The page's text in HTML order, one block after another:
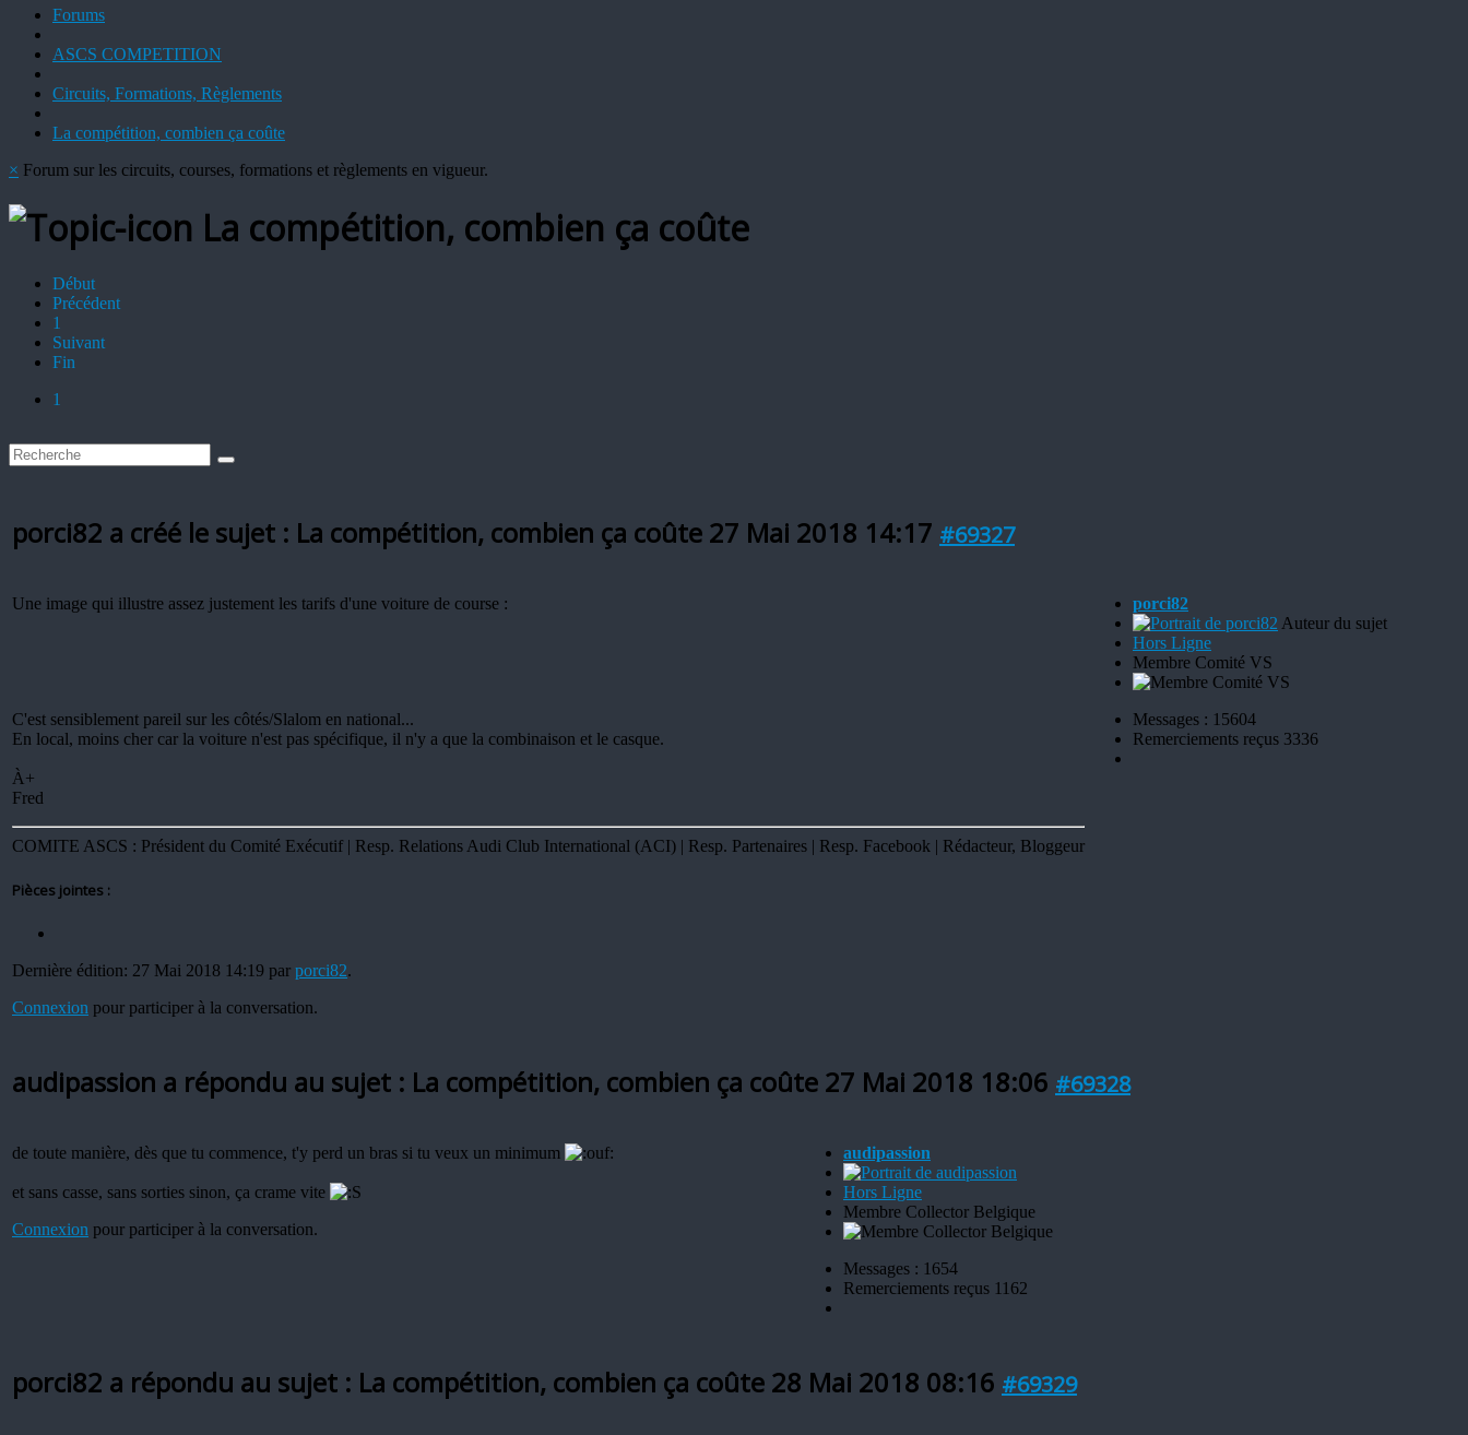
Forums
ASCS COMPETITION
Circuits, Formations, Règlements
La compétition, combien ça coûte
× Forum sur les circuits, courses, formations et règlements en vigueur.
La compétition, combien ça coûte
Début
Précédent
1
Suivant
Fin
1
porci82 a créé le sujet : La compétition, combien ça coûte 27 Mai 2018 14:17 #69327
Une image qui illustre assez justement les tarifs d'une voiture de course :
C'est sensiblement pareil sur les côtés/Slalom en national...
En local, moins cher car la voiture n'est pas spécifique, il n'y a que la combinaison et le casque.
À+
Fred
COMITE ASCS : Président du Comité Exécutif | Resp. Relations Audi Club International (ACI) | Resp. Partenaires | Resp. Facebook | Rédacteur, Bloggeur
Pièces jointes :
Dernière édition: 27 Mai 2018 14:19 par porci82.
Connexion pour participer à la conversation.
porci82
Auteur du sujet
Hors Ligne
Membre Comité VS
Messages : 15604
Remerciements reçus 3336
audipassion a répondu au sujet : La compétition, combien ça coûte 27 Mai 2018 18:06 #69328
de toute manière, dès que tu commence, t'y perd un bras si tu veux un minimum
et sans casse, sans sorties sinon, ça crame vite
Connexion pour participer à la conversation.
audipassion
Hors Ligne
Membre Collector Belgique
Messages : 1654
Remerciements reçus 1162
porci82 a répondu au sujet : La compétition, combien ça coûte 28 Mai 2018 08:16 #69329